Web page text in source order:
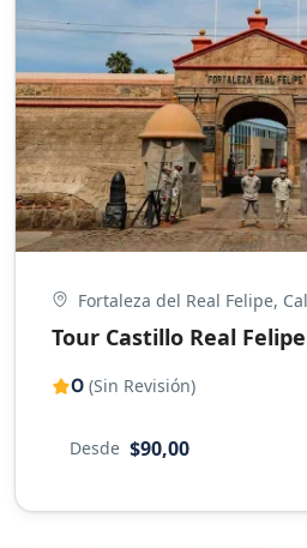
Fortaleza del Real Felipe,
Tour Castillo Real Felipe
0 (Sin Revisión)
Desde $90,00